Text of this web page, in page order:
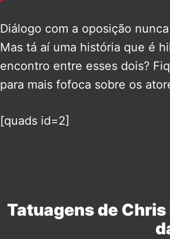
Diálogo com a oposição
Mas tá aí uma história que é
encontro entre esses dois?
para mais fofoca sobre os
[quads id=2]
Tatuagens de